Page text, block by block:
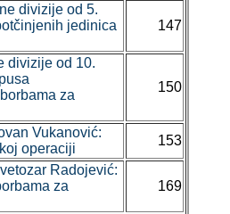
divizije od 5.
jedinica
147
divizije od 10.
za
150
Vukanović:
operaciji
153
Radojević:
za
169